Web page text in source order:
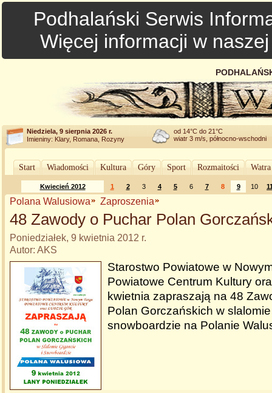
Podhalański Serwis
Więcej informacji w
Niedziela, 9 sierpnia 2026 r.
Imieniny: Klary, Romana, Rozyny
od 14°C do 21°C
wiatr 3 m/s, północno-wschodni
Start Wiadomości Kultura Góry Sport Rozmaitości
Kwiecień 2012 1 2 3 4 5 6 7 8 9 10
Polana Walusiowa Zaproszenia
48 Zawody o Puchar Polan
Poniedziałek, 9 kwietnia 2012 r.
Autor: AKS
Starostwo Powiatowe w
Powiatowe Centrum Kultury
kwietnia zapraszają na 48
Polan Gorczańskich w
snowboardzie na Polanie